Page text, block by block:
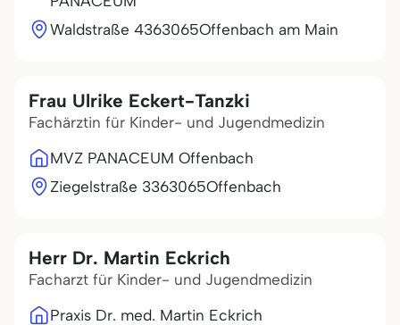
Waldstraße 4363065Offenbach am Main
Frau Ulrike Eckert-Tanzki
Fachärztin für Kinder- und Jugendmedizin
MVZ PANACEUM Offenbach
Ziegelstraße 3363065Offenbach
Herr Dr. Martin Eckrich
Facharzt für Kinder- und Jugendmedizin
Praxis Dr. med. Martin Eckrich